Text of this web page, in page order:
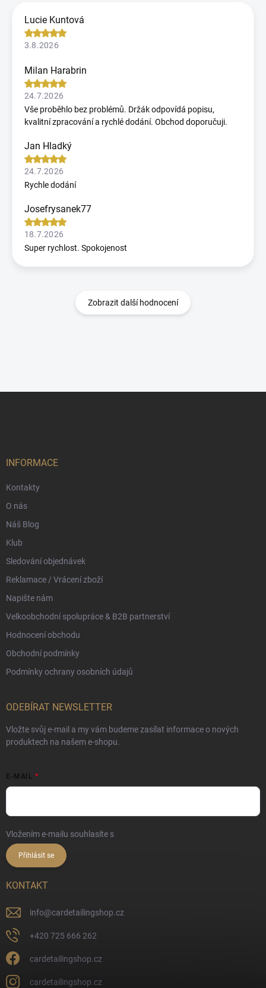
Lucie Kuntová
3.8.2026
Milan Harabrin
24.7.2026
Vše proběhlo bez problémů. Držák odpovídá popisu,
kvalitní zpracování a rychlé dodání. Obchod doporučuji.
Jan Hladký
24.7.2026
Rychle dodání
Josefrysanek77
18.7.2026
Super rychlost. Spokojenost
Zobrazit další hodnocení
INFORMACE
Kontakty
O nás
Náš Blog
Klub
Sledování objednávek
Reklamace / Vrácení zboží
Napište nám
Velkoobchodní spolupráce & B2B partnerství
Hodnocení obchodu
Obchodní podmínky
Podmínky ochrany osobních údajů
ODEBÍRAT NEWSLETTER
Vložte svůj e-mail a my vám budeme zasílat informace o nových
produktech na našem e-shopu.
E-MAIL
Vložením e-mailu souhlasíte s
Přihlásit se
KONTAKT
info@cardetailingshop.cz
+420 725 666 262
cardetailingshop.cz
cardetailingshop.cz